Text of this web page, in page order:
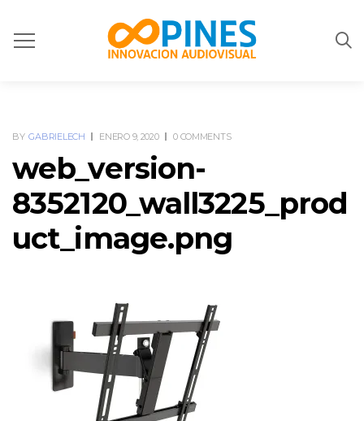
BY GABRIELECH ENERO 9, 2020 0 COMMENTS
web_version-
8352120_wall3225_prod
uct_image.png